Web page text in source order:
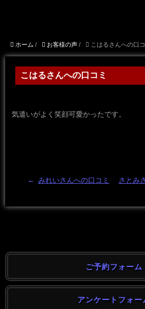
ホーム / お客様の声 / こはるさんへの口コ
こはるさんへの口コミ
気遣いがよく笑顔可愛かったです。
← みれいさんへの口コミ さとみ
ご予約フォーム
アンケートフォー